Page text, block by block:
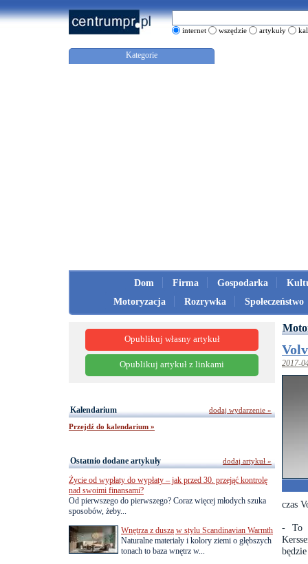
internet wszędzie artykuły
Kategorie
Dom Firma Gospodarka
Motoryzacja
Rozrywka Społeczeństwo
2017-
czas
- To
Opublikuj własny artykuł
Opublikuj artykuł z linkami
Kalendarium
Przejdź do kalendarium »
dodaj wydarzenie »
Ostatnio dodane artykuły
Życie od wypłaty do wypłaty – jak przed 30. przejąć kontrolę
nad swoimi finansami?
Od pierwszego do pierwszego? Coraz więcej młodych szuka
sposobów, żeby...
Wnętrza z duszą w stylu Scandinavian Warmth
Naturalne materiały i kolory ziemi o głębszych
tonach to baza wnętrz w...
dodaj artykuł »